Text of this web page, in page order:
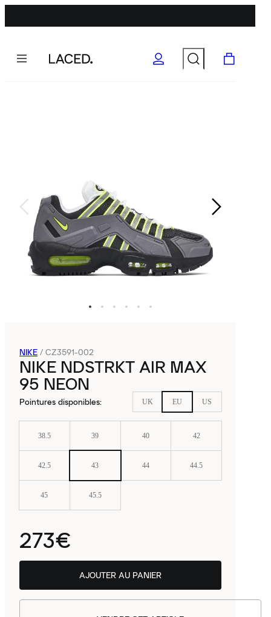
NIKE / CZ3591-002
NIKE NDSTRKT AIR MAX
95 NEON
Pointures disponibles: UK EU US
38.5 39 40 42
42.5 43 44 44.5
45 45.5
273€
AJOUTER AU PANIER